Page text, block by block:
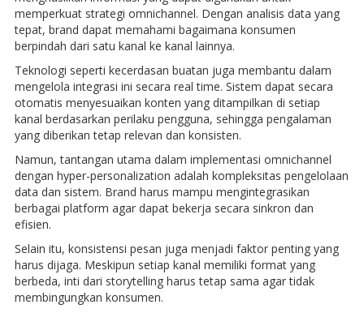
memperkuat strategi omnichannel. Dengan analisis data yang
tepat, brand dapat memahami bagaimana konsumen
berpindah dari satu kanal ke kanal lainnya.
Teknologi seperti kecerdasan buatan juga membantu dalam
mengelola integrasi ini secara real time. Sistem dapat secara
otomatis menyesuaikan konten yang ditampilkan di setiap
kanal berdasarkan perilaku pengguna, sehingga pengalaman
yang diberikan tetap relevan dan konsisten.
Namun, tantangan utama dalam implementasi omnichannel
dengan hyper-personalization adalah kompleksitas pengelolaan
data dan sistem. Brand harus mampu mengintegrasikan
berbagai platform agar dapat bekerja secara sinkron dan
efisien.
Selain itu, konsistensi pesan juga menjadi faktor penting yang
harus dijaga. Meskipun setiap kanal memiliki format yang
berbeda, inti dari storytelling harus tetap sama agar tidak
membingungkan konsumen.